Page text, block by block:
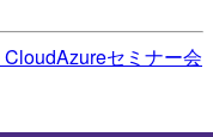
Azureセミナー会